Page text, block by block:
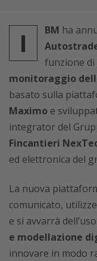
I BM ha
funzione
monitoraggio
basato sulla
Maximo e
integrator del
Fincantieri
ed elettronica del
La nuova
comunicato,
e si avvarrà
e modellazione
innovare in modo